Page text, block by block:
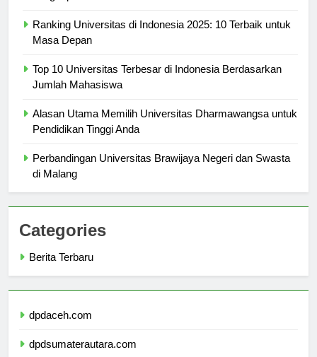
Ranking Universitas di Indonesia 2025: 10 Terbaik untuk
Top 10 Universitas Terbesar di Indonesia Berdasarkan
Alasan Utama Memilih Universitas Dharmawangsa untuk
Perbandingan Universitas Brawijaya Negeri dan Swasta
Categories